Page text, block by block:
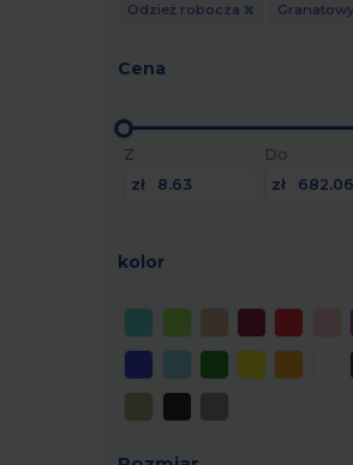
Odzież robocza Granatowy
Cena
Z
zł
Do
zł
kolor